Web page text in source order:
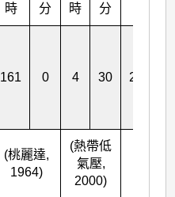
時 分 時 分
161 0 4 30 267
(桃麗達,
1964)
(熱帶低
氣壓,
2000)